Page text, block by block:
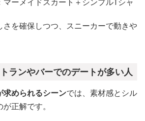
さを確保しつつ、スニーカーで動きや
ランやバーでのデートが多い人
求められるシーンでは、素材感とシル
正解です。